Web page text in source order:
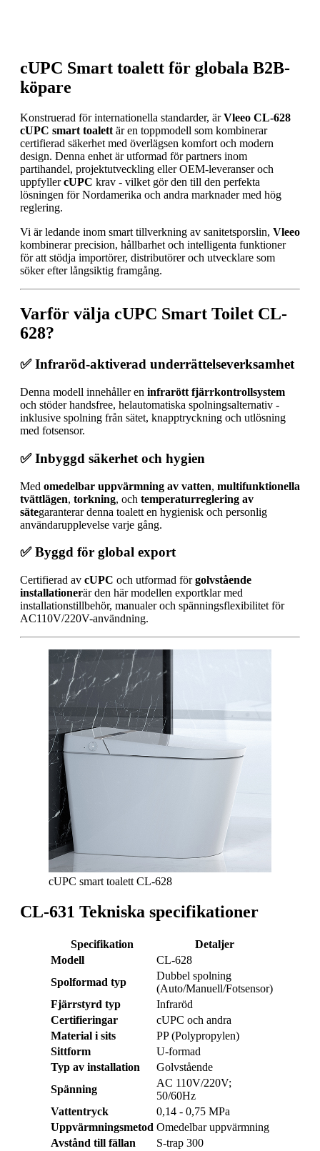
cUPC Smart toalett för globala B2B-
köpare
Konstruerad för internationella standarder, ärVleeo CL-628
cUPC smart toalett är en toppmodell som kombinerar
certifierad säkerhet med överlägsen komfort och modern
design. Denna enhet är utformad för partners inom
partihandel, projektutveckling eller OEM-leveranser och
uppfyllercUPC krav - vilket gör den till den perfekta
lösningen för Nordamerika och andra marknader med hög
reglering.
Vi är ledande inom smart tillverkning av sanitetsporslin, Vleeo
kombinerar precision, hållbarhet och intelligenta funktioner
för att stödja importörer, distributörer och utvecklare som
söker efter långsiktig framgång.
Varför välja cUPC Smart Toilet CL-
628?
✅ Infraröd-aktiverad underrättelseverksamhet
Denna modell innehåller en infrarött fjärrkontrollsystem
och stöder handsfree, helautomatiska spolningsalternativ -
inklusive spolning från sätet, knapptryckning och utlösning
med fotsensor.
✅ Inbyggd säkerhet och hygien
Med omedelbar uppvärmning av vatten, multifunktionella
tvättlägen, torkning, och temperaturreglering av
sätegaranterar denna toalett en hygienisk och personlig
användarupplevelse varje gång.
✅ Byggd för global export
Certifierad av cUPC och utformad förgolvstående
installationerär den här modellen exportklar med
installationstillbehör, manualer och spänningsflexibilitet för
AC110V/220V-användning.
cUPC smart toalett CL-628
CL-631 Tekniska specifikationer
Specifikation
Detaljer
Modell
CL-628
Spolformad typ
Dubbel spolning
(Auto/Manuell/Fotsensor)
Fjärrstyrd typ
Infraröd
Certifieringar
cUPC och andra
Material i sits
PP (Polypropylen)
Sittform
U-formad
Typ av installation
Golvstående
Spänning
AC 110V/220V;
50/60Hz
Vattentryck
0,14 - 0,75 MPa
Uppvärmningsmetod Omedelbar uppvärmning
Avstånd till fällan
S-trap 300